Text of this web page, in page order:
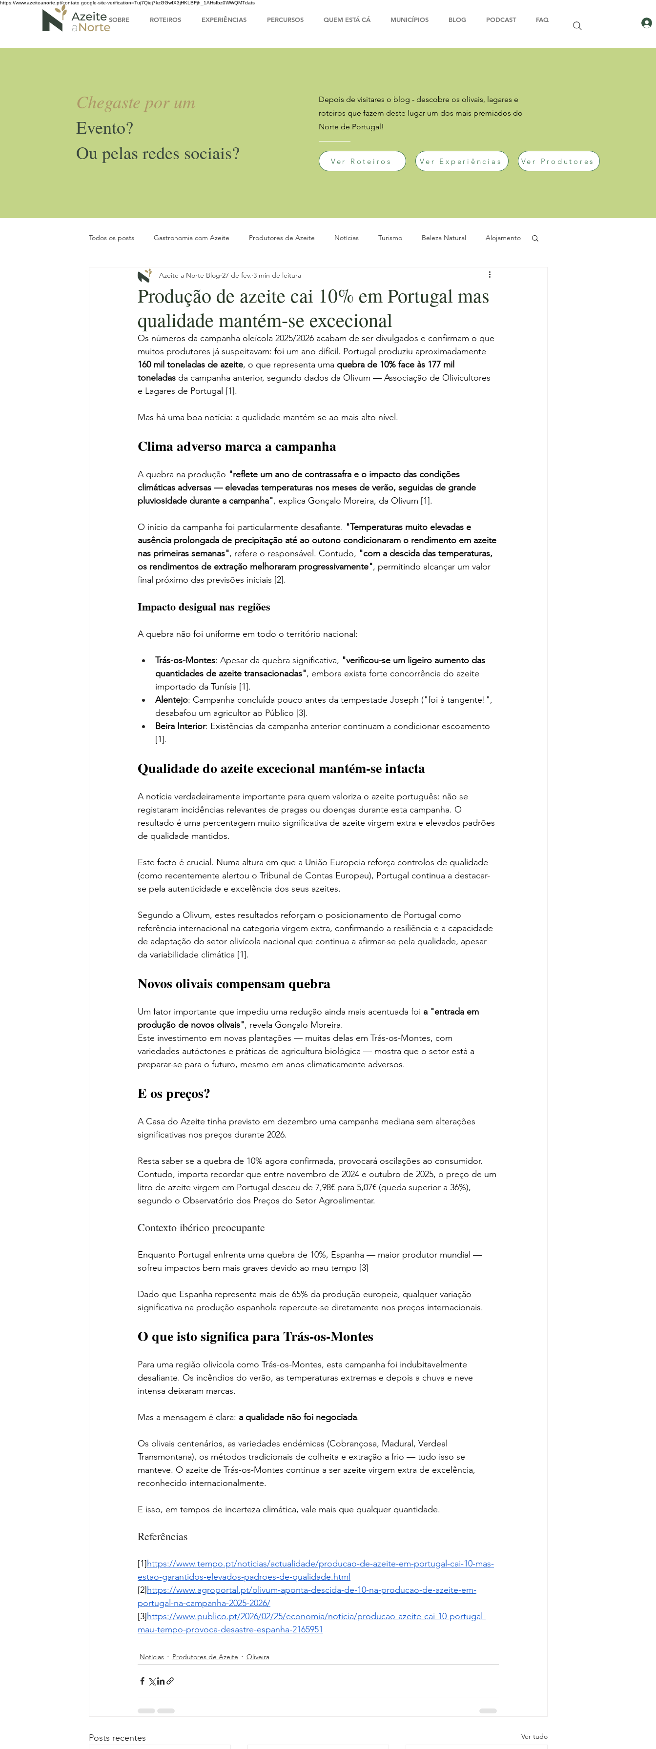
https://www.azeiteanorte.pt/contato google-site-verification=Tuj7Qiej7kzGGwIX3jHKLBFjh_1AHsIbz0WWQMTdats
SOBRE ROTEIROS EXPERIÊNCIAS PERCURSOS QUEM ESTÁ CÁ MUNICÍPIOS BLOG PODCAST FAQ
Chegaste por um
Evento?
Ou pelas redes sociais?
Depois de visitares o blog - descobre os olivais, lagares e
roteiros que fazem deste lugar um dos mais premiados do
Norte de Portugal!
Ver Roteiros Ver Experiências Ver Produtores
Todos os posts Gastronomia com Azeite Produtores de Azeite Notícias Turismo Beleza Natural Alojamento
Posts de Blog Tesouros do Norte Olivoturismo Sustentabilidade
Tradição local Viagem & Turismo Guias Práticos
Pronto a Reservar Gastronomia com Raízes Olhar Internacional Wellness & Azeite Olival ao longo do ano
Slow Travel
Produção de azeite cai 10% em Portugal mas
qualidade mantém-se excecional
Azeite a Norte Blog 27 de fev. 3 min de leitura
Os números da campanha oleícola 2025/2026 acabam de ser divulgados e confirmam o que
muitos produtores já suspeitavam: foi um ano difícil. Portugal produziu aproximadamente
160 mil toneladas de azeite, o que representa uma quebra de 10% face às 177 mil
toneladas da campanha anterior, segundo dados da Olivum — Associação de Olivicultores
e Lagares de Portugal [1].
Mas há uma boa notícia: a qualidade mantém-se ao mais alto nível.
Clima adverso marca a campanha
A quebra na produção "reflete um ano de contrassafra e o impacto das condições
climáticas adversas — elevadas temperaturas nos meses de verão, seguidas de grande
pluviosidade durante a campanha", explica Gonçalo Moreira, da Olivum [1].
O início da campanha foi particularmente desafiante. "Temperaturas muito elevadas e
ausência prolongada de precipitação até ao outono condicionaram o rendimento em azeite
nas primeiras semanas", refere o responsável. Contudo, "com a descida das temperaturas,
os rendimentos de extração melhoraram progressivamente", permitindo alcançar um valor
final próximo das previsões iniciais [2].
Impacto desigual nas regiões
A quebra não foi uniforme em todo o território nacional:
Trás-os-Montes: Apesar da quebra significativa, "verificou-se um ligeiro aumento das
quantidades de azeite transacionadas", embora exista forte concorrência do azeite
importado da Tunísia [1].
Alentejo: Campanha concluída pouco antes da tempestade Joseph ("foi à tangente!",
desabafou um agricultor ao Público [3].
Beira Interior: Existências da campanha anterior continuam a condicionar escoamento
[1].
Qualidade do azeite excecional mantém-se intacta
A notícia verdadeiramente importante para quem valoriza o azeite português: não se
registaram incidências relevantes de pragas ou doenças durante esta campanha. O
resultado é uma percentagem muito significativa de azeite virgem extra e elevados padrões
de qualidade mantidos.
Este facto é crucial. Numa altura em que a União Europeia reforça controlos de qualidade
(como recentemente alertou o Tribunal de Contas Europeu), Portugal continua a destacar-
se pela autenticidade e excelência dos seus azeites.
Segundo a Olivum, estes resultados reforçam o posicionamento de Portugal como
referência internacional na categoria virgem extra, confirmando a resiliência e a capacidade
de adaptação do setor olivícola nacional que continua a afirmar-se pela qualidade, apesar
da variabilidade climática [1].
Novos olivais compensam quebra
Um fator importante que impediu uma redução ainda mais acentuada foi a "entrada em
produção de novos olivais", revela Gonçalo Moreira.
Este investimento em novas plantações — muitas delas em Trás-os-Montes, com
variedades autóctones e práticas de agricultura biológica — mostra que o setor está a
preparar-se para o futuro, mesmo em anos climaticamente adversos.
E os preços?
A Casa do Azeite tinha previsto em dezembro uma campanha mediana sem alterações
significativas nos preços durante 2026.
Resta saber se a quebra de 10% agora confirmada, provocará oscilações ao consumidor.
Contudo, importa recordar que entre novembro de 2024 e outubro de 2025, o preço de um
litro de azeite virgem em Portugal desceu de 7,98€ para 5,07€ (queda superior a 36%),
segundo o Observatório dos Preços do Setor Agroalimentar.
Contexto ibérico preocupante
Enquanto Portugal enfrenta uma quebra de 10%, Espanha — maior produtor mundial —
sofreu impactos bem mais graves devido ao mau tempo [3]
Dado que Espanha representa mais de 65% da produção europeia, qualquer variação
significativa na produção espanhola repercute-se diretamente nos preços internacionais.
O que isto significa para Trás-os-Montes
Para uma região olivícola como Trás-os-Montes, esta campanha foi indubitavelmente
desafiante. Os incêndios do verão, as temperaturas extremas e depois a chuva e neve
intensa deixaram marcas.
Mas a mensagem é clara: a qualidade não foi negociada.
Os olivais centenários, as variedades endémicas (Cobrançosa, Madural, Verdeal
Transmontana), os métodos tradicionais de colheita e extração a frio — tudo isso se
manteve. O azeite de Trás-os-Montes continua a ser azeite virgem extra de excelência,
reconhecido internacionalmente.
E isso, em tempos de incerteza climática, vale mais que qualquer quantidade.
Referências
[1]https://www.tempo.pt/noticias/actualidade/producao-de-azeite-em-portugal-cai-10-mas-
estao-garantidos-elevados-padroes-de-qualidade.html
[2]https://www.agroportal.pt/olivum-aponta-descida-de-10-na-producao-de-azeite-em-
portugal-na-campanha-2025-2026/
[3]https://www.publico.pt/2026/02/25/economia/noticia/producao-azeite-cai-10-portugal-
mau-tempo-provoca-desastre-espanha-2165951
Notícias Produtores de Azeite Oliveira
Posts recentes Ver tudo